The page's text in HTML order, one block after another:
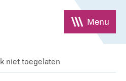
Menu
niet toegelaten